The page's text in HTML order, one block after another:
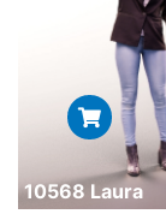
10568 Laura